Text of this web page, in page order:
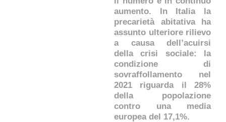
aumento. In Italia la
precarietà abitativa ha
assunto ulteriore rilievo
a causa dell’acuirsi
della crisi sociale: la
condizione di
sovraffollamento nel
2021 riguarda il 28%
della popolazione
contro una media
europea del 17,1%.